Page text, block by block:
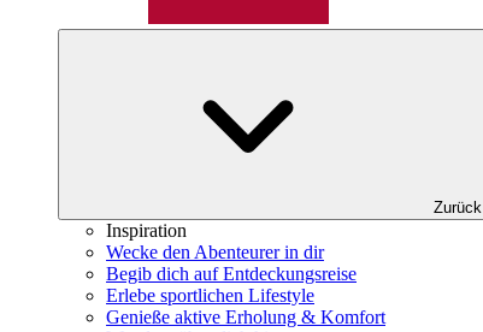
Zurück
Inspiration
Wecke den Abenteurer in dir
Begib dich auf Entdeckungsreise
Erlebe sportlichen Lifestyle
Genieße aktive Erholung & Komfort